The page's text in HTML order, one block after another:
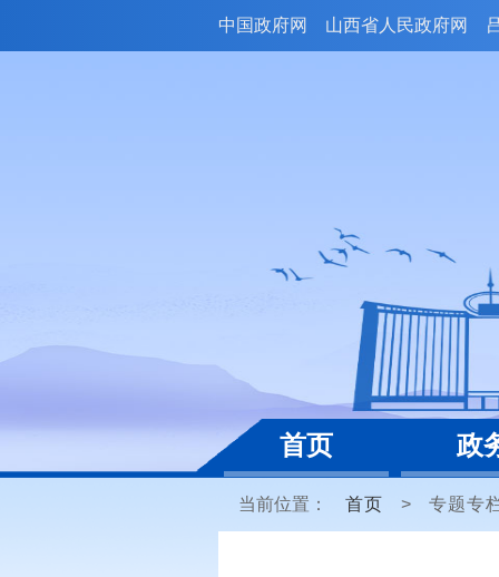
中国政府网 山西省人民政府网
首页 政
当前位置： 首页 > 专题专